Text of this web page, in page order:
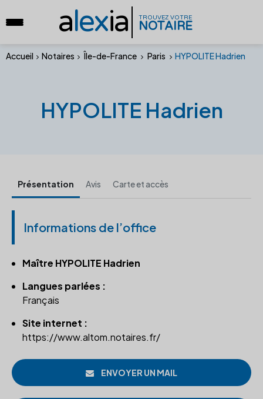
alexia TROUVEZ VOTRE
NOTAIRE
Accueil Notaires Île-de-France Paris HYPOLITE Hadrien
HYPOLITE Hadrien
Présentation Avis Carte et accès
Informations de l’office
Maître HYPOLITE Hadrien
Langues parlées :
Français
Site internet :
https://www.altom.notaires.fr/
ENVOYER UN MAIL